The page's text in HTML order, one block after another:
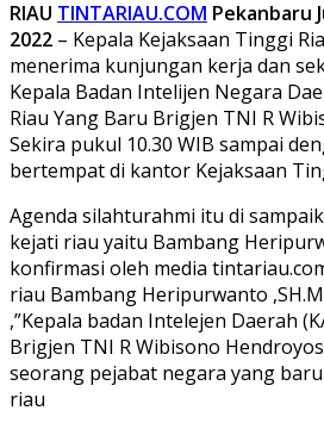
RIAU TINTARIAU.COM Pekanbaru
2022 – Kepala Kejaksaan Tinggi
menerima kunjungan kerja dan
Kepala Badan Intelijen Negara
Riau Yang Baru Brigjen TNI R
Sekira pukul 10.30 WIB sampai
bertempat di kantor Kejaksaan
Agenda silahturahmi itu di
kejati riau yaitu Bambang
konfirmasi oleh media
riau Bambang Heripurwanto
,”Kepala badan Intelejen Daerah
Brigjen TNI R Wibisono
seorang pejabat negara yang
riau